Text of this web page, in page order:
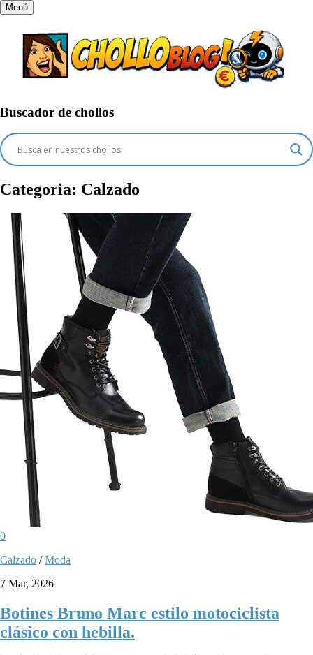
Menú
Buscador de chollos
Categoria: Calzado
0
Calzado /Moda
7 Mar, 2026
Botines Bruno Marc estilo motociclista
clásico con hebilla.